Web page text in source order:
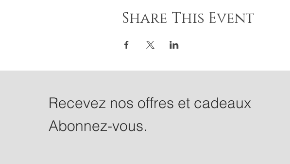
Share This Event
Recevez nos offres et cadeaux
Abonnez-vous.